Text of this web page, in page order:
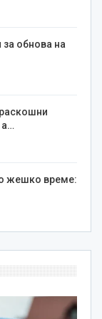
обнова на
а…
жешко време: